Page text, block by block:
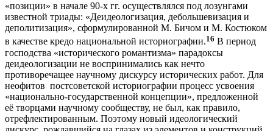
«позиции» в начале 90-х гг. осуществлялся под лозунгами
известной триады: «Деидеологизация, дебольшевизация и
деполитизация», сформулированной М. Бичом и М. Костюком
в качестве кредо национальной историографии.16 В период
господства «исторического романтизма» парадоксы
деидеологизации не воспринимались как нечто
противоречащее научному дискурсу исторических работ. Для
неофитов постсоветской историографии процесс усвоения
«национально-государственной концепции», предложенной
её творцами научному сообществу, не был, как правило,
отрефлектированным. Поэтому новый идеологический